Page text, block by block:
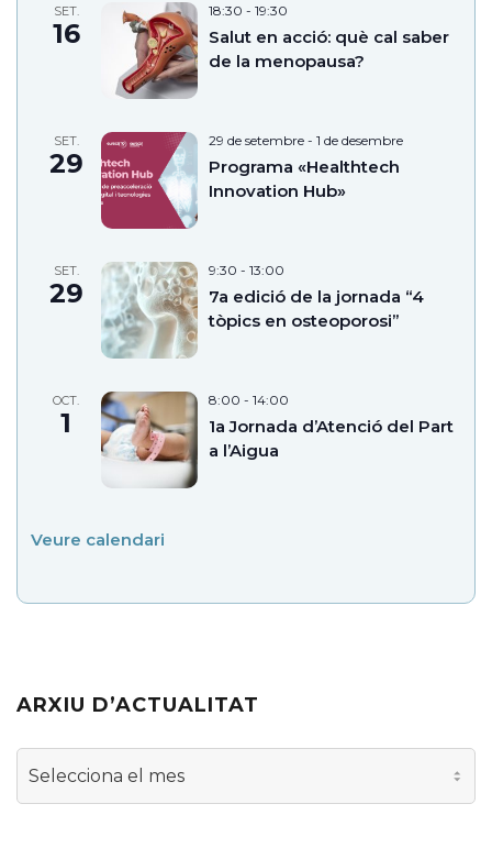
SET.
16
18:30 - 19:30
Salut en acció: què cal saber
de la menopausa?
SET.
29
29 de setembre - 1 de desembre
Programa «Healthtech
Innovation Hub»
SET.
29
9:30 - 13:00
7a edició de la jornada “4
tòpics en osteoporosi”
OCT.
1
8:00 - 14:00
1a Jornada d’Atenció del Part
a l’Aigua
Veure calendari
ARXIU D’ACTUALITAT
Arxiu